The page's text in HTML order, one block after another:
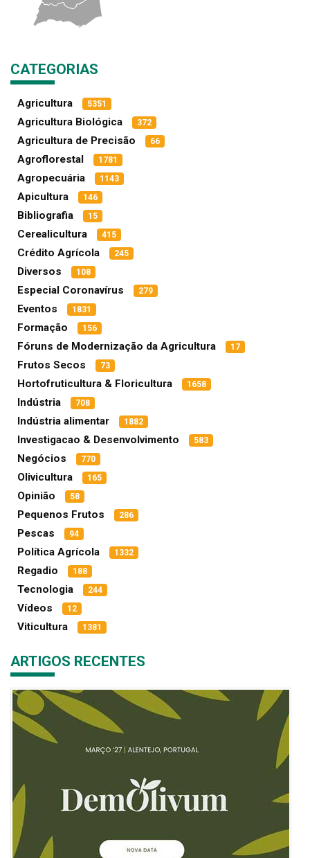
CATEGORIAS
Agricultura 5351
Agricultura Biológica 372
Agricultura de Precisão 66
Agroflorestal 1781
Agropecuária 1143
Apicultura 146
Bibliografia 15
Cerealicultura 415
Crédito Agrícola 245
Diversos 108
Especial Coronavírus 279
Eventos 1831
Formação 156
Fóruns de Modernização da Agricultura 17
Frutos Secos 73
Hortofruticultura & Floricultura 1658
Indústria 708
Indústria alimentar 1882
Investigacao & Desenvolvimento 583
Negócios 770
Olivicultura 165
Opinião 58
Pequenos Frutos 286
Pescas 94
Política Agrícola 1332
Regadio 188
Tecnologia 244
Vídeos 12
Viticultura 1381
ARTIGOS RECENTES